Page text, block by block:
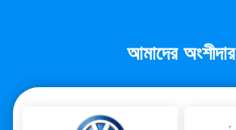
আমাদের অংশীদার